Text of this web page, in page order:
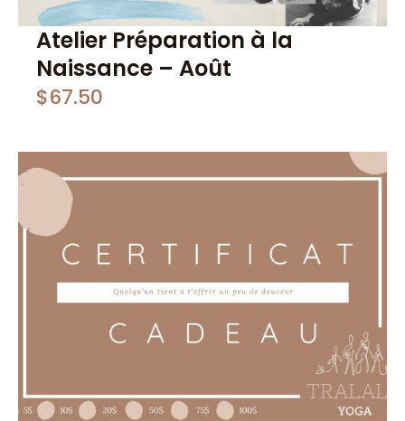
Atelier Préparation à la
Naissance – Août
$67.50